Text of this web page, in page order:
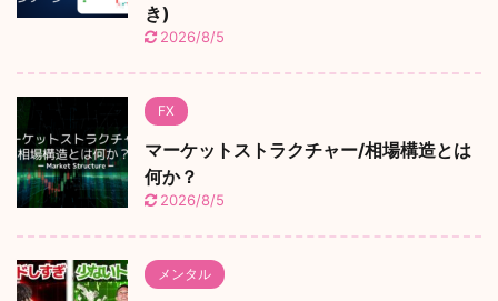
き)
2026/8/5
FX
マーケットストラクチャー/相場構造とは
何か？
2026/8/5
メンタル